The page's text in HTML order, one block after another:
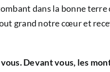
dans la bonne
grand notre cœur et
Devant vous, les